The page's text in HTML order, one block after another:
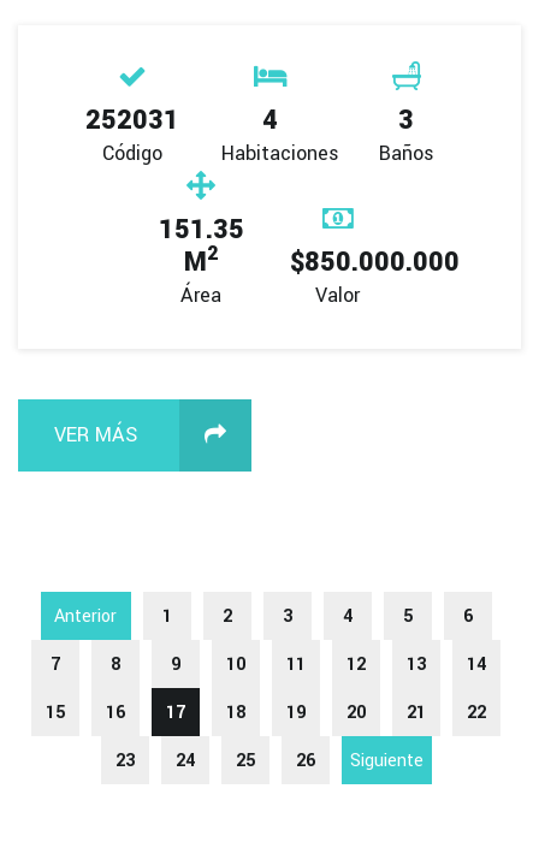
252031
Código
4
Habitaciones
3
Baños
151.35
M2
Área
$850.000.000
Valor
VER MÁS
Anterior 1 2 3 4 5
6
7
8 9 10 11 12 13
14
15
16 17 18 19 20 21
22
23
24 25 26 Siguiente